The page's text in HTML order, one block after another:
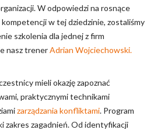
W odpowiedzi na rosnące
w tej dziedzinie, zostaliśmy
szkolenia dla jednej z firm
nasz trenerAdrian Wojciechowski.
mieli okazję zapoznać
praktycznymi technikami
zarządzania konfliktami. Program
zakres zagadnień. Od identyfikacji
i zgłaszając anonimowe
internetowych. Celem jest
są istotne i interesujące dla
i tym samym bardziej cenne dla
strony trzeciej.